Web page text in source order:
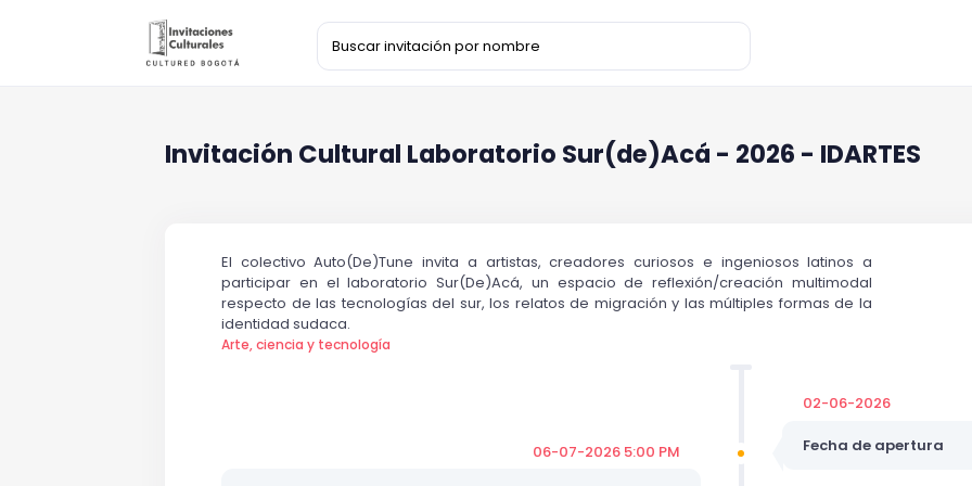
Invitación Cultural Laboratorio Sur(de)Acá - 2026 - IDARTES
El colectivo Auto(De)Tune invita a artistas, creadores curiosos e ingeniosos latinos a
participar en el laboratorio Sur(De)Acá, un espacio de reflexión/creación multimodal
respecto de las tecnologías del sur, los relatos de migración y las múltiples formas de la
identidad sudaca.
Arte, ciencia y tecnología
02-06-2026
Fecha de apertura
06-07-2026 5:00 PM